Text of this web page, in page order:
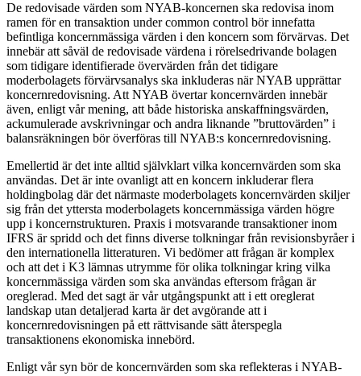
De redovisade värden som NYAB-koncernen ska redovisa inom
ramen för en transaktion under common control bör innefatta
befintliga koncernmässiga värden i den koncern som förvärvas. Det
innebär att såväl de redovisade värdena i rörelsedrivande bolagen
som tidigare identifierade övervärden från det tidigare
moderbolagets förvärvsanalys ska inkluderas när NYAB upprättar
koncernredovisning. Att NYAB övertar koncernvärden innebär
även, enligt vår mening, att både historiska anskaffningsvärden,
ackumulerade avskrivningar och andra liknande ”bruttovärden” i
balansräkningen bör överföras till NYAB:s koncernredovisning.
Emellertid är det inte alltid självklart vilka koncernvärden som ska
användas. Det är inte ovanligt att en koncern inkluderar flera
holdingbolag där det närmaste moderbolagets koncernvärden skiljer
sig från det yttersta moderbolagets koncernmässiga värden högre
upp i koncernstrukturen. Praxis i motsvarande transaktioner inom
IFRS är spridd och det finns diverse tolkningar från revisionsbyråer i
den internationella litteraturen. Vi bedömer att frågan är komplex
och att det i K3 lämnas utrymme för olika tolkningar kring vilka
koncernmässiga värden som ska användas eftersom frågan är
oreglerad. Med det sagt är vår utgångspunkt att i ett oreglerat
landskap utan detaljerad karta är det avgörande att i
koncernredovisningen på ett rättvisande sätt återspegla
transaktionens ekonomiska innebörd.
Enligt vår syn bör de koncernvärden som ska reflekteras i NYAB-